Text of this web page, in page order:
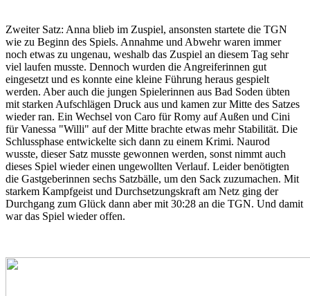
Zweiter Satz: Anna blieb im Zuspiel, ansonsten startete die TGN
wie zu Beginn des Spiels. Annahme und Abwehr waren immer
noch etwas zu ungenau, weshalb das Zuspiel an diesem Tag sehr
viel laufen musste. Dennoch wurden die Angreiferinnen gut
eingesetzt und es konnte eine kleine Führung heraus gespielt
werden. Aber auch die jungen Spielerinnen aus Bad Soden übten
mit starken Aufschlägen Druck aus und kamen zur Mitte des Satzes
wieder ran. Ein Wechsel von Caro für Romy auf Außen und Cini
für Vanessa "Willi" auf der Mitte brachte etwas mehr Stabilität. Die
Schlussphase entwickelte sich dann zu einem Krimi. Naurod
wusste, dieser Satz musste gewonnen werden, sonst nimmt auch
dieses Spiel wieder einen ungewollten Verlauf. Leider benötigten
die Gastgeberinnen sechs Satzbälle, um den Sack zuzumachen. Mit
starkem Kampfgeist und Durchsetzungskraft am Netz ging der
Durchgang zum Glück dann aber mit 30:28 an die TGN. Und damit
war das Spiel wieder offen.